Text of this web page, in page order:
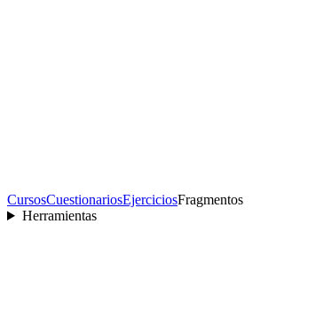
CursosCuestionariosEjerciciosFragmentos
Herramientas